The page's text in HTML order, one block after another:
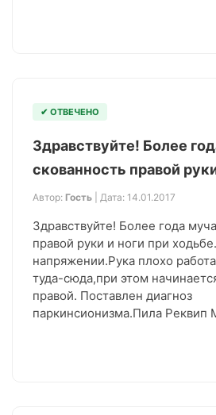
✔ ОТВЕЧЕНО
Здравствуйте! Более
скованность правой
Автор: Гость | Дата: 14.01.2017
Здравствуйте! Более года
правой руки и ноги при
напряжении.Рука плохо
туда-сюда,при этом
правой. Поставлен диагноз
паркинсионизма.Пила Реквип